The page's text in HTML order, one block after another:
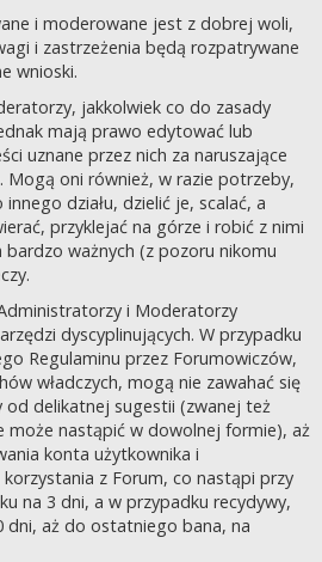
i moderowane jest z dobrej woli,
i zastrzeżenia będą rozpatrywane
wnioski.
jakkolwiek co do zasady
mają prawo edytować lub
uznane przez nich za naruszające
Mogą oni również, w razie potrzeby,
działu, dzielić je, scalać, a
przyklejać na górze i robić z nimi
bardzo ważnych (z pozoru nikomu
i Moderatorzy
dyscyplinujących. W przypadku
Regulaminu przez Forumowiczów,
władczych, mogą nie zawahać się
od delikatnej sugestii (zwanej też
może nastąpić w dowolnej formie), aż
konta użytkownika i
z Forum, co nastąpi przy
na 3 dni, a w przypadku recydywy,
dni, aż do ostatniego bana, na